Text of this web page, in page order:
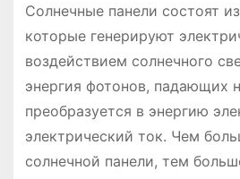
Солнечные панели состоят
которые генерируют
воздействием солнечного
энергия фотонов, падающих
преобразуется в энергию
электрический ток. Чем
солнечной панели, тем